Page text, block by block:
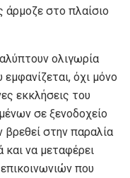
στο πλαίσιο
ολιγωρία
όχι μόνο
εκκλήσεις του
σε ξενοδοχείο
βρεθεί στην παραλία
και να μεταφέρει
που